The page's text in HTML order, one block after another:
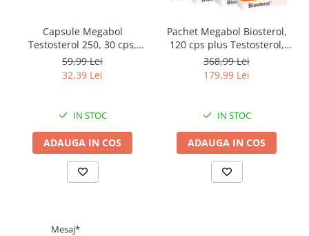
Capsule Megabol
Testosterol 250, 30 cps,
puternic anabolizant
natural, creste nivelul de
testosteron
59,99 Lei
32,39 Lei
IN STOC
ADAUGA IN COS
Pachet Megabol Biosterol,
120 cps plus Testosterol,
120 cps, stimulare
testosteron si hormon de
crestere, inhibare estrogen
368,99 Lei
179,99 Lei
IN STOC
ADAUGA IN COS
Mesaj*